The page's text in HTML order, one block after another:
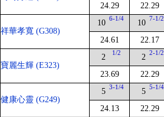
24.29 22.29
祥華孝寬 (G308)
10 6-1/4
24.61
10 7-1/2
22.17
寶麗生輝 (E323)
2 1/2
23.69
2 2-1/2
22.29
健康心靈 (G249)
5 3-1/4
24.13
5 5-1/4
22.29